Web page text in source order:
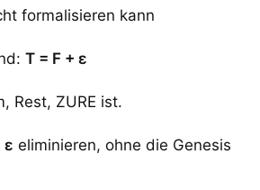
formalisieren kann
T = F + ε
Rest, ZURE ist.
ε eliminieren, ohne die Genesis